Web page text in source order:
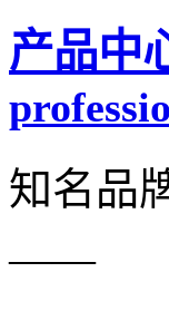
产品中
知名品
——